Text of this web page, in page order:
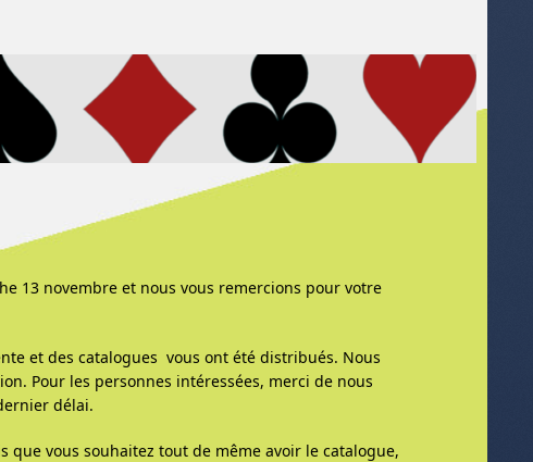
13 novembre et nous vous remercions pour votre
et des catalogues vous ont été distribués. Nous
Pour les personnes intéressées, merci de nous
délai.
que vous souhaitez tout de même avoir le catalogue,